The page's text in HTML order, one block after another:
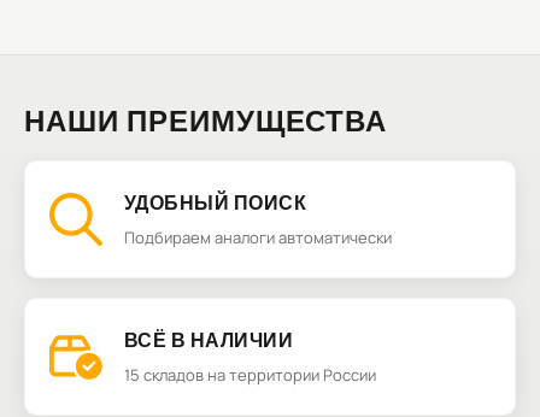
НАШИ ПРЕИМУЩЕСТВА
УДОБНЫЙ ПОИСК
Подбираем аналоги автоматически
ВСЁ В НАЛИЧИИ
15 складов на территории России